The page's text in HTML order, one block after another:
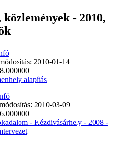
- 2010,
2010-01-14
alapítás
2010-03-09
- Kézdivásárhely - 2008 -